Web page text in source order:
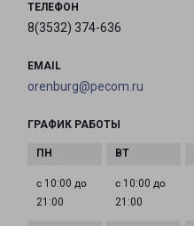
ТЕЛЕФОН
8(3532) 374-636
EMAIL
orenburg@pecom.ru
ГРАФИК РАБОТЫ
с 10:00 до
21:00
с 10:00 до
21:00